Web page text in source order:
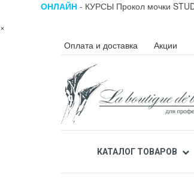
ОНЛАЙН - КУРСЫ Прокол мочки
×
Оплата и доставка
Акции
КАТАЛОГ ТОВАРОВ